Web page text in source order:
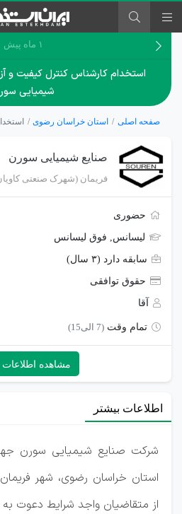
۱ ماه پیش
استخدام کارشناس کنترل کیفیت و
شیمیایی
صفحه اصلی استان خراسان رضوی
صنایع شیمیایی سورن
فریمان (شهرک صنعتی
حضوری
لیسانس, فوق لیسانس
سابقه دارد (۳ سال)
حقوق توافقی
آقا
تمام وقت (7 الی15)
مشاهده
اطلاعات بیشتر
شرکت صنایع شیمیایی سورن
استان خراسان رضوی، شهر
از متقاضیان واجد شرایط دعوت